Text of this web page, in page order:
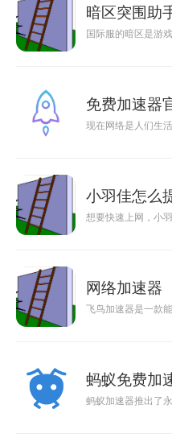
暗区突围助
国际服的暗区是游
免费加速器
现在网络是人们生
小羽佳怎么
想要快速上网，小
网络加速器
飞鸟加速器是一款
蚂蚁免费加
蚂蚁加速器推出了